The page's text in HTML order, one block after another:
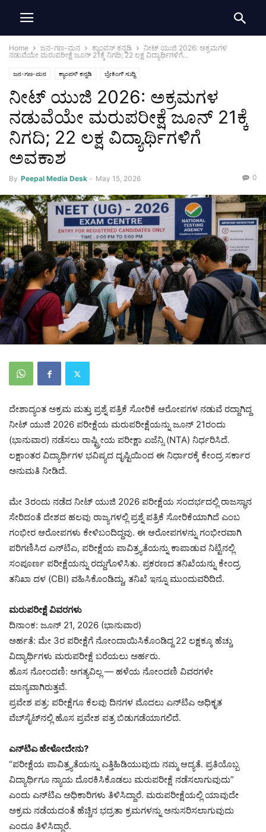
Home ಜನ-ಗಣ-ಮನ ಕ್ಯಾಂಪಸ್ ಕನ್ನಡಿ
ನೀಟ್ ಯುಜಿ 2026: ಅಕ್ರಮಗಳ
ನಡುವೆಯೇ ಮರುಪರೀಕ್ಷೆ ಜೂನ್ 21ಕ್ಕೆ ನಿಗದಿ; 22 ಲಕ್ಷ ವಿದ್ಯಾರ್ಥಿಗಳಿಗೆ...
ಜನ-ಗಣ-ಮನ ಕ್ಯಾಂಪಸ್ ಕನ್ನಡಿ ಬ್ರೇಕಿಂಗ್ ಸುದ್ದಿ
ನೀಟ್ ಯುಜಿ 2026: ಅಕ್ರಮಗಳ
ನಡುವೆಯೇ ಮರುಪರೀಕ್ಷೆ ಜೂನ್ 21ಕ್ಕೆ
ನಿಗದಿ; 22 ಲಕ್ಷ ವಿದ್ಯಾರ್ಥಿಗಳಿಗೆ
ಅವಕಾಶ
By Peepal Media Desk - May 15, 2026 0
ದೇಶಾದ್ಯಂತ ಅಕ್ರಮ ಮತ್ತು ಪ್ರಶ್ನೆ ಪತ್ರಿಕೆ ಸೋರಿಕೆ ಆರೋಪಗಳ ನಡುವೆ ರದ್ದಾಗಿದ್ದ
ನೀಟ್ ಯುಜಿ 2026 ಪರೀಕ್ಷೆಯ ಮರುಪರೀಕ್ಷೆಯನ್ನು ಜೂನ್ 21ರಂದು
(ಭಾನುವಾರ) ನಡೆಸಲು ರಾಷ್ಟ್ರೀಯ ಪರೀಕ್ಷಾ ಏಜೆನ್ಸಿ (NTA) ನಿರ್ಧರಿಸಿದೆ.
ಲಕ್ಷಾಂತರ ವಿದ್ಯಾರ್ಥಿಗಳ ಭವಿಷ್ಯದ ದೃಷ್ಟಿಯಿಂದ ಈ ನಿರ್ಧಾರಕ್ಕೆ ಕೇಂದ್ರ ಸರ್ಕಾರ
ಅನುಮತಿ ನೀಡಿದೆ.
ಮೇ 3ರಂದು ನಡೆದ ನೀಟ್ ಯುಜಿ 2026 ಪರೀಕ್ಷೆಯ ಸಂದರ್ಭದಲ್ಲಿ ರಾಜಸ್ಥಾನ
ಸೇರಿದಂತೆ ದೇಶದ ಹಲವು ರಾಜ್ಯಗಳಲ್ಲಿ ಪ್ರಶ್ನೆ ಪತ್ರಿಕೆ ಸೋರಿಕೆಯಾಗಿದೆ ಎಂಬ
ಗಂಭೀರ ಆರೋಪಗಳು ಕೇಳಿಬಂದಿದ್ದವು. ಈ ಆರೋಪಗಳನ್ನು ಗಂಭೀರವಾಗಿ
ಪರಿಗಣಿಸಿದ ಎನ್‌ಟಿಎ, ಪರೀಕ್ಷೆಯ ಪಾವಿತ್ರ್ಯತೆಯನ್ನು ಕಾಪಾಡುವ ನಿಟ್ಟಿನಲ್ಲಿ
ಸಂಪೂರ್ಣ ಪರೀಕ್ಷೆಯನ್ನು ರದ್ದುಗೊಳಿಸಿತು. ಪ್ರಕರಣದ ತನಿಖೆಯನ್ನು ಕೇಂದ್ರ
ತನಿಖಾ ದಳ (CBI) ವಹಿಸಿಕೊಂಡಿದ್ದು, ತನಿಖೆ ಇನ್ನೂ ಮುಂದುವರಿದಿದೆ.
ಮರುಪರೀಕ್ಷೆ ವಿವರಗಳು
ದಿನಾಂಕ: ಜೂನ್ 21, 2026 (ಭಾನುವಾರ)
ಅರ್ಹತೆ: ಮೇ 3ರ ಪರೀಕ್ಷೆಗೆ ನೋಂದಾಯಿಸಿಕೊಂಡಿದ್ದ 22 ಲಕ್ಷಕ್ಕೂ ಹೆಚ್ಚು
ವಿದ್ಯಾರ್ಥಿಗಳು ಮರುಪರೀಕ್ಷೆ ಬರೆಯಲು ಅರ್ಹರು.
ಹೊಸ ನೋಂದಣಿ: ಅಗತ್ಯವಿಲ್ಲ — ಹಳೆಯ ನೋಂದಣಿ ವಿವರಗಳೇ
ಮಾನ್ಯವಾಗಿರುತ್ತವೆ.
ಪ್ರವೇಶ ಪತ್ರ: ಪರೀಕ್ಷೆಗೂ ಕೆಲವು ದಿನಗಳ ಮೊದಲು ಎನ್‌ಟಿಎ ಅಧಿಕೃತ
ವೆಬ್‌ಸೈಟ್‌ನಲ್ಲಿ ಹೊಸ ಪ್ರವೇಶ ಪತ್ರ ಬಿಡುಗಡೆಯಾಗಲಿದೆ.
ಎನ್‌ಟಿಎ ಹೇಳೋದೇನು?
“ಪರೀಕ್ಷೆಯ ಪಾವಿತ್ರ್ಯತೆಯನ್ನು ಎತ್ತಿಹಿಡಿಯುವುದು ನಮ್ಮ ಆದ್ಯತೆ. ಪ್ರತಿಯೊಬ್ಬ
ವಿದ್ಯಾರ್ಥಿಗೂ ನ್ಯಾಯ ದೊರಕಿಸಿಕೊಡಲು ಮರುಪರೀಕ್ಷೆ ನಡೆಸಲಾಗುವುದು”
ಎಂದು ಎನ್‌ಟಿಎ ಅಧಿಕಾರಿಗಳು ತಿಳಿಸಿದ್ದಾರೆ. ಮರುಪರೀಕ್ಷೆಯಲ್ಲಿ ಯಾವುದೇ
ಅಕ್ರಮ ನಡೆಯದಂತೆ ಹೆಚ್ಚಿನ ಭದ್ರತಾ ಕ್ರಮಗಳನ್ನು ಅನುಸರಿಸಲಾಗುವುದು
ಎಂದೂ ತಿಳಿಸಿದ್ದಾರೆ.